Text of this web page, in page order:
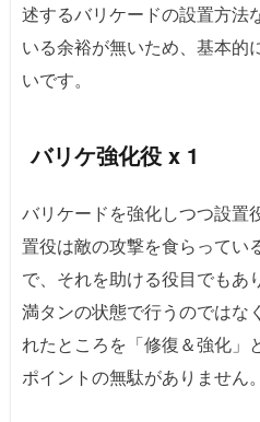
述するバリケードの設置方法
いる余裕が無いため、基本的
いです。
バリケ強化役 x 1
バリケードを強化しつつ設置
置役は敵の攻撃を食らってい
で、それを助ける役目でもあ
満タンの状態で行うのではな
れたところを「修復＆強化」
ポイントの無駄がありません。